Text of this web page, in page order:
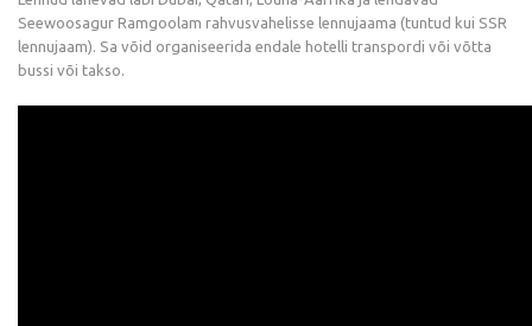
Seewoosagur Ramgoolam rahvusvahelisse lennujaama (tuntud kui SSR
lennujaam). Sa võid organiseerida endale hotelli transpordi või võtta
bussi või takso.